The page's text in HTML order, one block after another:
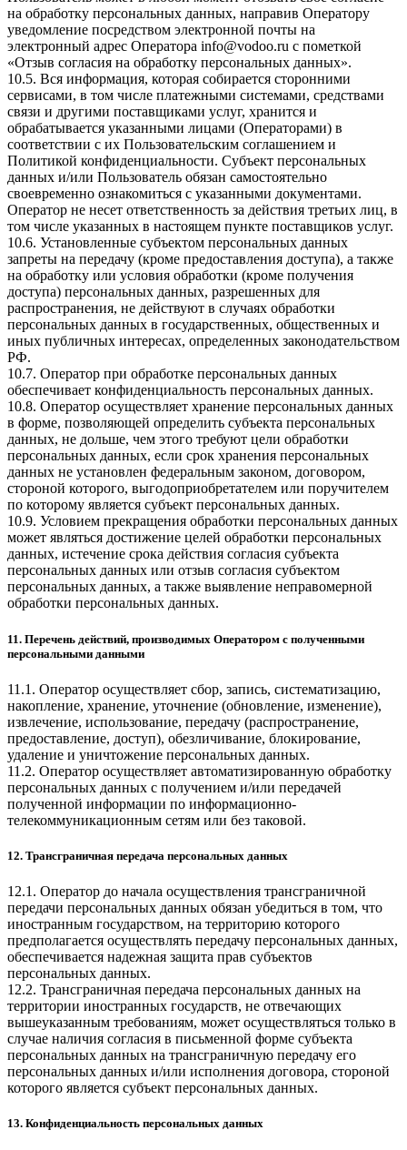
на обработку персональных данных, направив Оператору
уведомление посредством электронной почты на
электронный адрес Оператора info@vodoo.ru с пометкой
«Отзыв согласия на обработку персональных данных».
10.5. Вся информация, которая собирается сторонними
сервисами, в том числе платежными системами, средствами
связи и другими поставщиками услуг, хранится и
обрабатывается указанными лицами (Операторами) в
соответствии с их Пользовательским соглашением и
Политикой конфиденциальности. Субъект персональных
данных и/или Пользователь обязан самостоятельно
своевременно ознакомиться с указанными документами.
Оператор не несет ответственность за действия третьих лиц, в
том числе указанных в настоящем пункте поставщиков услуг.
10.6. Установленные субъектом персональных данных
запреты на передачу (кроме предоставления доступа), а также
на обработку или условия обработки (кроме получения
доступа) персональных данных, разрешенных для
распространения, не действуют в случаях обработки
персональных данных в государственных, общественных и
иных публичных интересах, определенных законодательством
РФ.
10.7. Оператор при обработке персональных данных
обеспечивает конфиденциальность персональных данных.
10.8. Оператор осуществляет хранение персональных данных
в форме, позволяющей определить субъекта персональных
данных, не дольше, чем этого требуют цели обработки
персональных данных, если срок хранения персональных
данных не установлен федеральным законом, договором,
стороной которого, выгодоприобретателем или поручителем
по которому является субъект персональных данных.
10.9. Условием прекращения обработки персональных данных
может являться достижение целей обработки персональных
данных, истечение срока действия согласия субъекта
персональных данных или отзыв согласия субъектом
персональных данных, а также выявление неправомерной
обработки персональных данных.
11. Перечень действий, производимых Оператором с полученными
персональными данными
11.1. Оператор осуществляет сбор, запись, систематизацию,
накопление, хранение, уточнение (обновление, изменение),
извлечение, использование, передачу (распространение,
предоставление, доступ), обезличивание, блокирование,
удаление и уничтожение персональных данных.
11.2. Оператор осуществляет автоматизированную обработку
персональных данных с получением и/или передачей
полученной информации по информационно-
телекоммуникационным сетям или без таковой.
12. Трансграничная передача персональных данных
12.1. Оператор до начала осуществления трансграничной
передачи персональных данных обязан убедиться в том, что
иностранным государством, на территорию которого
предполагается осуществлять передачу персональных данных,
обеспечивается надежная защита прав субъектов
персональных данных.
12.2. Трансграничная передача персональных данных на
территории иностранных государств, не отвечающих
вышеуказанным требованиям, может осуществляться только в
случае наличия согласия в письменной форме субъекта
персональных данных на трансграничную передачу его
персональных данных и/или исполнения договора, стороной
которого является субъект персональных данных.
13. Конфиденциальность персональных данных